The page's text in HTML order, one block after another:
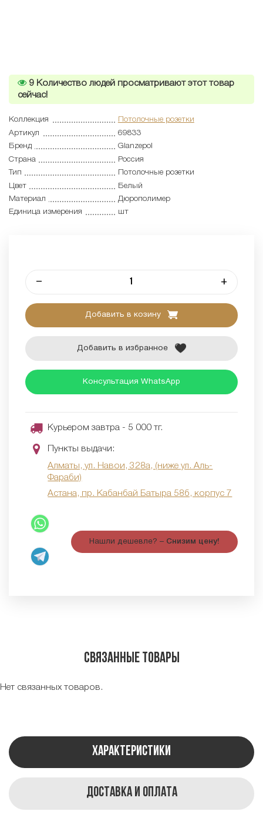
9 Количество людей просматривают этот товар
сейчас!
Коллекция
Потолочные розетки
Артикул
69833
Бренд
Glanzepol
Страна
Россия
Тип
Потолочные розетки
Цвет
Белый
Материал
Дюрополимер
Единица измерения
шт
– +
Добавить в козину
Добавить в избранное
Консультация WhatsApp
Курьером завтра - 5 000 тг.
Пункты выдачи:
Алматы, ул. Навои, 328а, (ниже ул. Аль-
Фараби)
Астана, пр. Кабанбай Батыра 58б, корпус 7
Нашли дешевле? – Снизим цену!
Связанные товары
Нет связанных товаров.
Характеристики
Доставка и оплата